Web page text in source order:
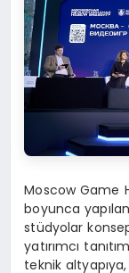
Moscow Game
boyunca
stüdyolar
yatırımcı
teknik